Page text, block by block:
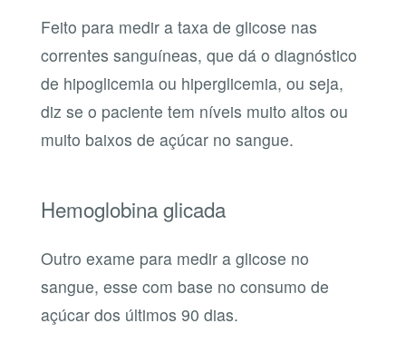
Feito para medir a taxa de glicose nas
correntes sanguíneas, que dá o diagnóstico
de hipoglicemia ou hiperglicemia, ou seja,
diz se o paciente tem níveis muito altos ou
muito baixos de açúcar no sangue.
Hemoglobina glicada
Outro exame para medir a glicose no
sangue, esse com base no consumo de
açúcar dos últimos 90 dias.